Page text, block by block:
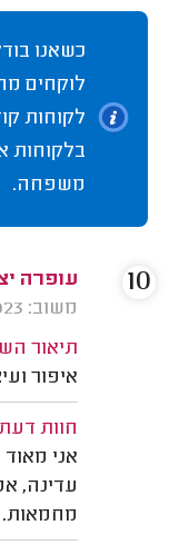
כשאנו
לוקחים
לקוחות
בלקוחות
משפחה.
עופרה
משוב: 03/08/2023
תיאור
איפור
חוות
אני
עדינה,
מחמאות.
10